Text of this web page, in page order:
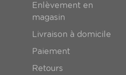
Enlèvement en
magasin
Livraison à domicile
Paiement
Retours